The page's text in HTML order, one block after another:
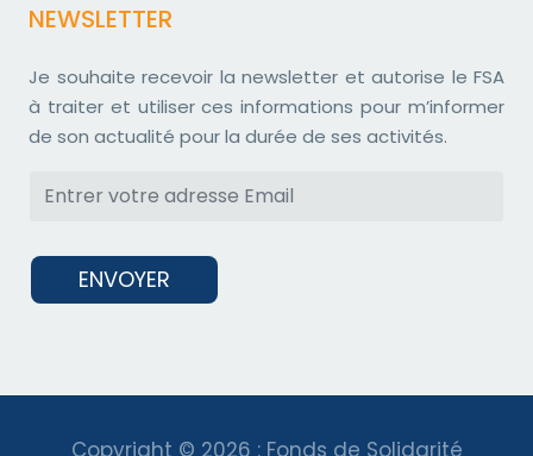
NEWSLETTER
Je souhaite recevoir la newsletter et autorise le FSA
à traiter et utiliser ces informations pour m’informer
de son actualité pour la durée de ses activités.
ENVOYER
Copyright © 2026 : Fonds de Solidarité